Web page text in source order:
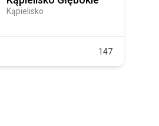
Kąpielisko
147